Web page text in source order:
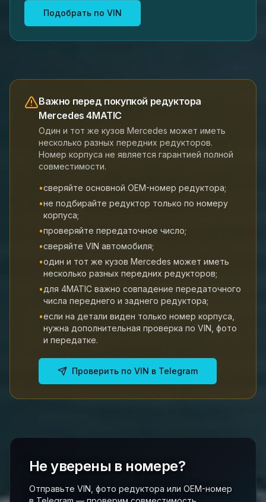
Подобрать по VIN
Важно перед покупкой редуктора
Mercedes 4MATIC
Один и тот же кузов Mercedes может иметь
несколько разных передних редукторов.
Номер корпуса не является гарантией полной
совместимости.
•сверяйте основной OEM-номер редуктора;
•не подбирайте редуктор только по номеру
корпуса;
•проверяйте передаточное число;
•сверяйте VIN автомобиля;
•один и тот же кузов Mercedes может иметь
несколько разных передних редукторов;
•для 4MATIC важно совпадение передаточного
числа переднего и заднего редуктора;
•если на детали виден только номер корпуса,
нужна дополнительная проверка по VIN, фото
и передатке.
Проверить по VIN в Telegram
Не уверены в номере?
Отправьте VIN, фото редуктора или OEM-номер